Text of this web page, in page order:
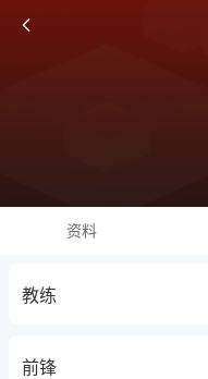
资料
教练
前锋